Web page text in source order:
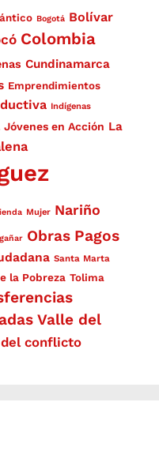
Bogotá Bolívar
Colombia
Cundinamarca
Emprendimientos
Indígenas
Jóvenes en Acción La
Mujer Nariño
Obras Pagos
Santa Marta
la Pobreza Tolima
Valle del
conflicto